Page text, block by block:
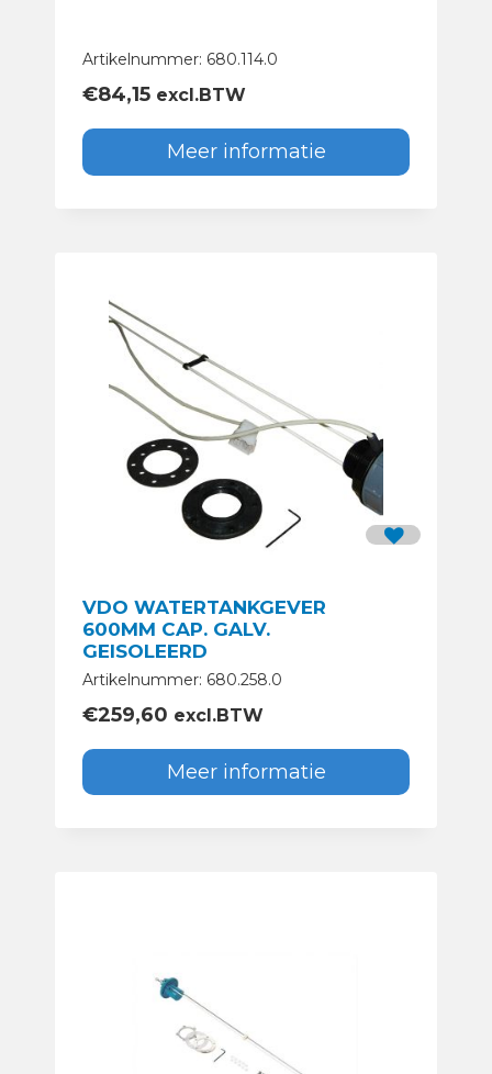
Artikelnummer: 680.114.0
€84,15 excl.BTW
Meer informatie
VDO WATERTANKGEVER
600MM CAP. GALV.
GEISOLEERD
Artikelnummer: 680.258.0
€259,60 excl.BTW
Meer informatie